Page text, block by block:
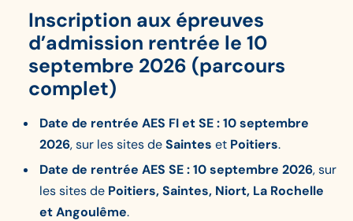
Inscription aux épreuves
d’admission rentrée le 10
septembre 2026 (parcours
complet)
Date de rentrée AES FI et SE : 10 septembre
2026, sur les sites deSaintes et Poitiers.
Date de rentrée AES SE : 10 septembre 2026, sur
les sites de Poitiers, Saintes, Niort, La Rochelle
et Angoulême.